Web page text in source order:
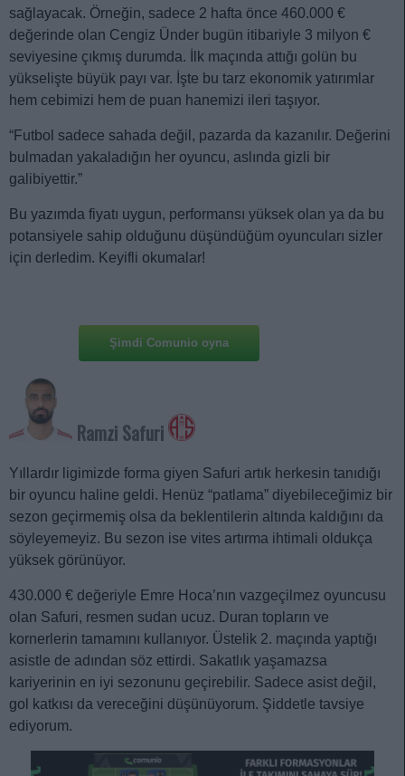
sağlayacak. Örneğin, sadece 2 hafta önce 460.000 €
değerinde olan Cengiz Ünder bugün itibariyle 3 milyon €
seviyesine çıkmış durumda. İlk maçında attığı golün bu
yükselişte büyük payı var. İşte bu tarz ekonomik yatırımlar
hem cebimizi hem de puan hanemizi ileri taşıyor.
“Futbol sadece sahada değil, pazarda da kazanılır. Değerini
bulmadan yakaladığın her oyuncu, aslında gizli bir
galibiyettir.”
Bu yazımda fiyatı uygun, performansı yüksek olan ya da bu
potansiyele sahip olduğunu düşündüğüm oyuncuları sizler
için derledim. Keyifli okumalar!
Şimdi Comunio oyna
Ramzi Safuri
Yıllardır ligimizde forma giyen Safuri artık herkesin tanıdığı
bir oyuncu haline geldi. Henüz “patlama” diyebileceğimiz bir
sezon geçirmemiş olsa da beklentilerin altında kaldığını da
söyleyemeyiz. Bu sezon ise vites artırma ihtimali oldukça
yüksek görünüyor.
430.000 € değeriyle Emre Hoca’nın vazgeçilmez oyuncusu
olan Safuri, resmen sudan ucuz. Duran topların ve
kornerlerin tamamını kullanıyor. Üstelik 2. maçında yaptığı
asistle de adından söz ettirdi. Sakatlık yaşamazsa
kariyerinin en iyi sezonunu geçirebilir. Sadece asist değil,
gol katkısı da vereceğini düşünüyorum. Şiddetle tavsiye
ediyorum.